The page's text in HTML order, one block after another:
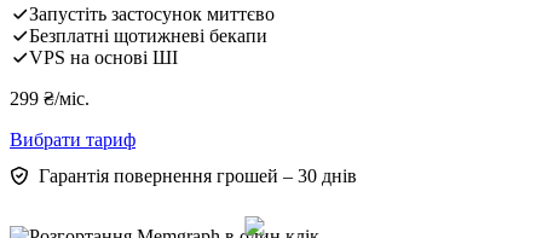
Запустіть застосунок миттєво
Безплатні щотижневі бекапи
VPS на основі ШІ
299 ₴/міс.
Вибрати тариф
Гарантія повернення грошей – 30 днів